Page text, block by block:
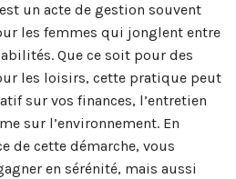
un acte de gestion souvent
les femmes qui jonglent entre
Que ce soit pour des
les loisirs, cette pratique peut
sur vos finances, l’entretien
sur l’environnement. En
de cette démarche, vous
en sérénité, mais aussi